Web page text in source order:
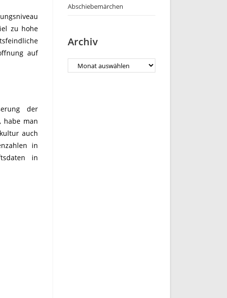
zu hohe
auf
der
habe man
auch
in
in
Abschiebemärchen
Archiv
Archiv